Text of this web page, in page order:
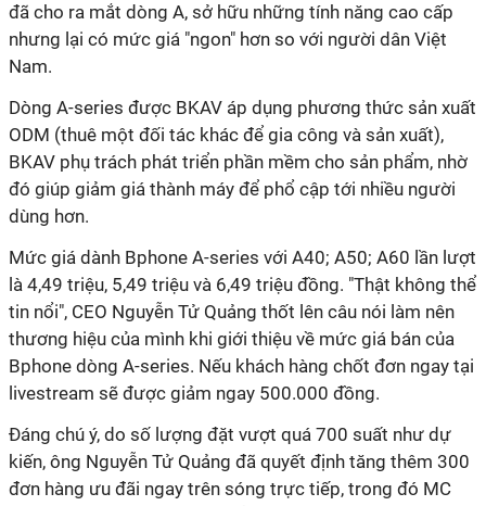
đã cho ra mắt dòng A, sở hữu những tính năng cao cấp
nhưng lại có mức giá "ngon" hơn so với người dân Việt
Nam.
Dòng A-series được BKAV áp dụng phương thức sản xuất
ODM (thuê một đối tác khác để gia công và sản xuất),
BKAV phụ trách phát triển phần mềm cho sản phẩm, nhờ
đó giúp giảm giá thành máy để phổ cập tới nhiều người
dùng hơn.
Mức giá dành Bphone A-series với A40; A50; A60 lần lượt
là 4,49 triệu, 5,49 triệu và 6,49 triệu đồng. "Thật không thể
tin nổi", CEO Nguyễn Tử Quảng thốt lên câu nói làm nên
thương hiệu của mình khi giới thiệu về mức giá bán của
Bphone dòng A-series. Nếu khách hàng chốt đơn ngay tại
livestream sẽ được giảm ngay 500.000 đồng.
Đáng chú ý, do số lượng đặt vượt quá 700 suất như dự
kiến, ông Nguyễn Tử Quảng đã quyết định tăng thêm 300
đơn hàng ưu đãi ngay trên sóng trực tiếp, trong đó MC